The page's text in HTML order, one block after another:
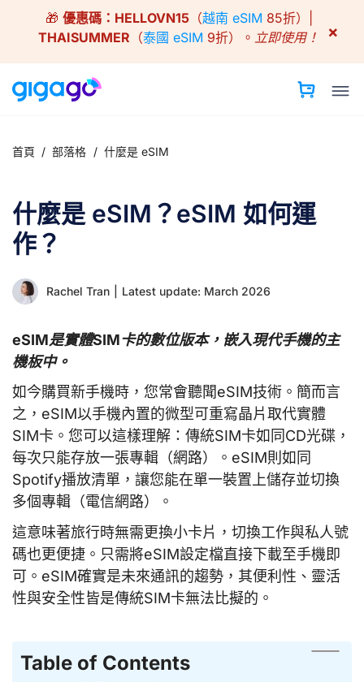
🎁 優惠碼： HELLOVN15（越南 eSIM 85折）|
THAISUMMER （泰國 eSIM 9折）。 立即使用！ ×
首頁 / 部落格 / 什麼是 eSIM
什麼是 eSIM？eSIM 如何運
作？
Rachel Tran Latest update: March 2026
eSIM是實體SIM卡的數位版本，嵌入現代手機的主
機板中。
如今購買新手機時，您常會聽聞eSIM技術。簡而言
之，eSIM以手機內置的微型可重寫晶片取代實體
SIM卡。您可以這樣理解：傳統SIM卡如同CD光碟，
每次只能存放一張專輯（網路）。eSIM則如同
Spotify播放清單，讓您能在單一裝置上儲存並切換
多個專輯（電信網路）。
這意味著旅行時無需更換小卡片，切換工作與私人號
碼也更便捷。只需將eSIM設定檔直接下載至手機即
可。eSIM確實是未來通訊的趨勢，其便利性、靈活
性與安全性皆是傳統SIM卡無法比擬的。
Table of Contents